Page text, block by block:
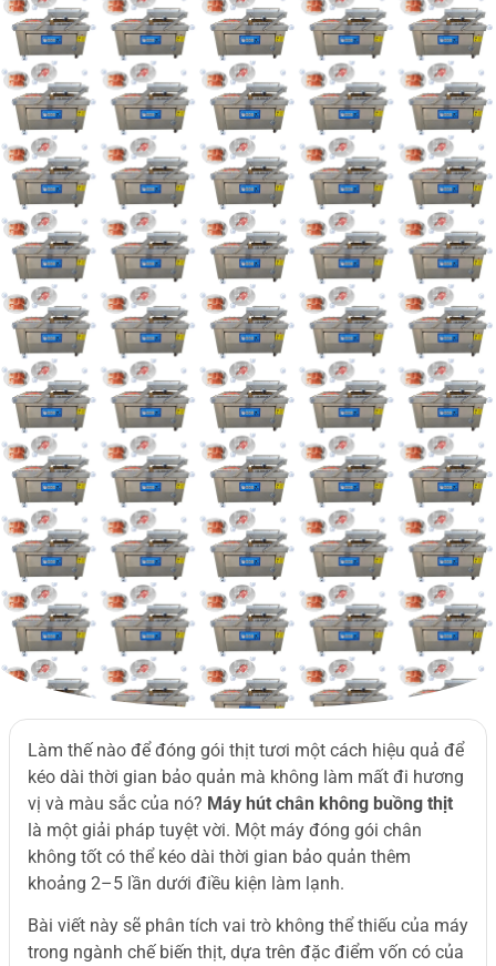
Làm thế nào để đóng gói thịt tươi một cách hiệu quả để
kéo dài thời gian bảo quản mà không làm mất đi hương
vị và màu sắc của nó? Máy hút chân không buồng thịt
là một giải pháp tuyệt vời. Một máy đóng gói chân
không tốt có thể kéo dài thời gian bảo quản thêm
khoảng 2–5 lần dưới điều kiện làm lạnh.
Bài viết này sẽ phân tích vai trò không thể thiếu của máy
trong ngành chế biến thịt, dựa trên đặc điểm vốn có của